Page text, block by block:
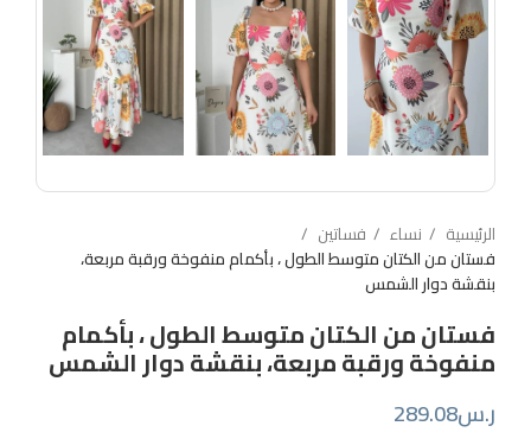
الرئيسية نساء
فساتين
فستان من الكتان متوسط ​​الطول ، بأكمام منفوخة ورقبة مربعة،
بنقشة دوار الشمس
فستان من الكتان متوسط ​​الطول ، بأكمام
منفوخة ورقبة مربعة، بنقشة دوار الشمس
ر.س289.08